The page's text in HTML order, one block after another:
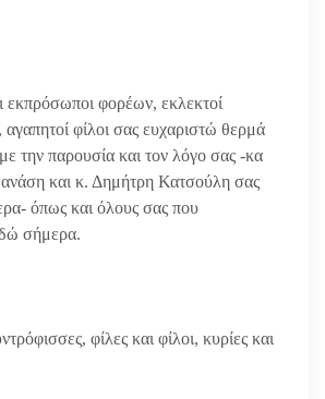
εκπρόσωποι φορέων, εκλεκτοί
φίλοι σας ευχαριστώ θερμά
την παρουσία και τον λόγο σας -κα
και κ. Δημήτρη Κατσούλη σας
όπως και όλους σας που
σήμερα.
φίλες και φίλοι, κυρίες και